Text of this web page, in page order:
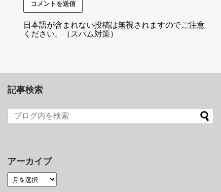
日本語が含まれない投稿は無視されますのでご注意
ください。（スパム対策）
記事検索
アーカイブ